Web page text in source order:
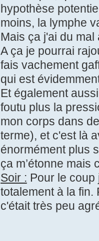
hypothèse
moins, la lymphe
Mais ça j'ai du
A ça je pourrai
fais vachement
qui est
Et également
foutu plus la
mon corps dans
terme), et c'est là
énormément plus
ça m’étonne mais
Soir : Pour le
totalement à la fin.
c'était très peu